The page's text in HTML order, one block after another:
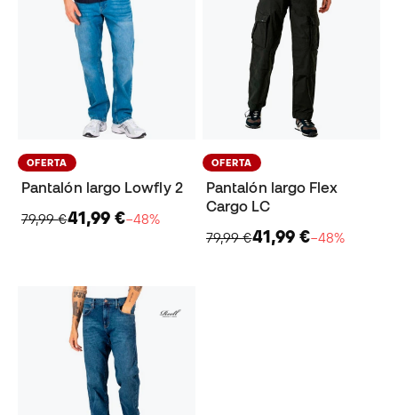
OFERTA
Pantalón largo Lowfly 2
79,99 €41,99 €−48%
OFERTA
Pantalón largo Flex
Cargo LC
79,99 €41,99 €−48%